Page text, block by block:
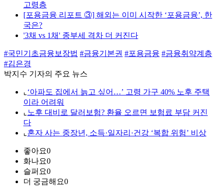
고령층
[포용금융 리포트 ③] 해외는 이미 시작한 ‘포용금융’, 한
국은?
'3채 vs 1채' 종부세 격차 더 커진다
#국민기초금융보장법 #금융기본권 #포용금융 #금융취약계층
#김은경
박지수 기자의 주요 뉴스
⌞ ‘아파도 집에서 늙고 싶어…’ 고령 가구 40% 노후 주택
이라 어려워
⌞ 노후 대비로 달러보험? 환율 오르면 보험료 부담 커진
다
⌞ 혼자 사는 중장년, 소득·일자리·건강 ‘복합 위험’ 비상
좋아요0
화나요0
슬퍼요0
더 궁금해요0